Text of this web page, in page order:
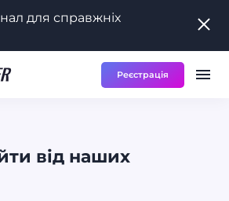
для справжніх
RU Робота
для справжніх
Реєстрація
від наших